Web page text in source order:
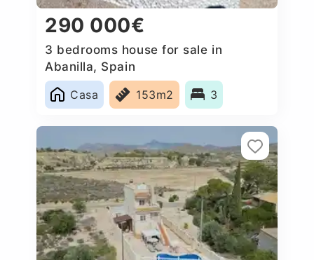
290 000€
3 bedrooms house for sale in
Abanilla, Spain
Casa
153m2 3